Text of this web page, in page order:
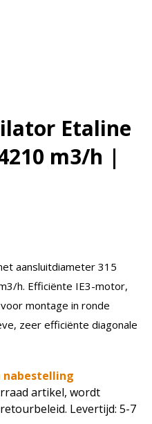
Etaline
m3/h |
aansluitdiameter 315
h. Efficiënte IE3-motor,
montage in ronde
zeer efficiënte diagonale
nabestelling
artikel, wordt
Levertijd: 5-7